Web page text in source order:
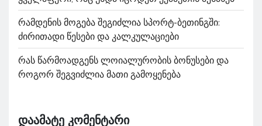
რამდენის მოგება შეგიძლია სპორტ-ბეთინგში:
ძირითადი წესები და კალკულაციები
რას წარმოადგენს ლოიალურობის ბონუსები და
როგორ შეგვიძლია მათი გამოყენება
დაამატე კომენტარი